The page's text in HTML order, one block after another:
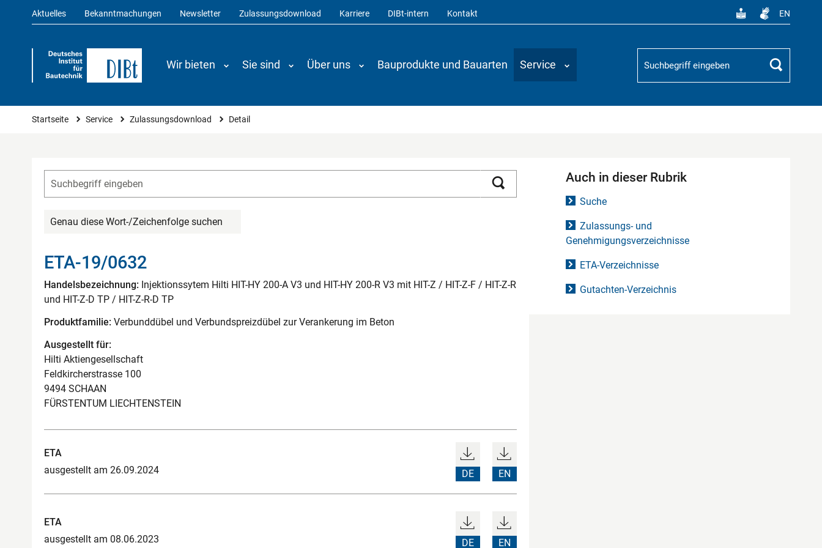
Aktuelles Bekanntmachungen Newsletter Zulassungsdownload Karriere DIBt-intern Kontakt EN
Wir bieten Sie sind Über uns Bauprodukte und Bauarten Service
Suchbegriff
Suchen
Sie sind hier
Startseite Service Zulassungsdownload Detail
Genau diese Wort-/Zeichenfolge suchen
ETA-19/0632
Handelsbezeichnung: Injektionssytem Hilti HIT-HY 200-A V3 und HIT-HY 200-R V3 mit HIT-Z / HIT-Z-F / HIT-Z-R
und HIT-Z-D TP / HIT-Z-R-D TP
Produktfamilie: Verbunddübel und Verbundspreizdübel zur Verankerung im Beton
Ausgestellt für:
Hilti Aktiengesellschaft
Feldkircherstrasse 100
9494 SCHAAN
FÜRSTENTUM LIECHTENSTEIN
ETA
ausgestellt am 26.09.2024
DE EN
ETA
ausgestellt am 08.06.2023
DE EN
Auch in dieser Rubrik
Suche
Zulassungs- und
Genehmigungsverzeichnisse
ETA-Verzeichnisse
Gutachten-Verzeichnis